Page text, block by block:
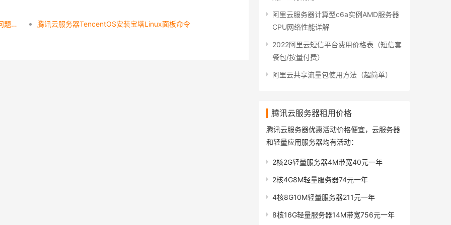
腾讯云TencentOS Server镜像操作系统介绍_常见问题解答 腾讯云服务器TencentOS安装宝塔Linux面板命令
阿里云服务器计算型c6a实例AMD服务器
CPU网络性能详解
2022阿里云短信平台费用价格表（短信套
餐包/按量付费）
阿里云共享流量包使用方法（超简单）
腾讯云服务器租用价格
腾讯云服务器优惠活动价格便宜，云服务器
和轻量应用服务器均有活动：
2核2G轻量服务器4M带宽40元一年
2核4G8M轻量服务器74元一年
4核8G10M轻量服务器211元一年
8核16G轻量服务器14M带宽756元一年